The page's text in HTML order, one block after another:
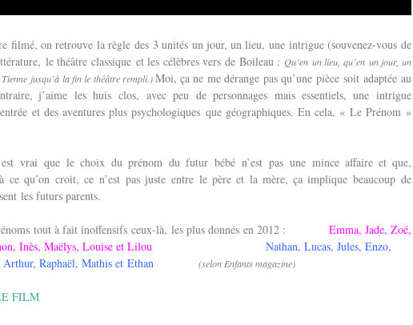
filmé, on retrouve la règle des 3 unités un jour, un lieu, une intrigue (souvenez-vous de
le théâtre classique et les célèbres vers de Boileau :Qu’en un lieu, qu’en un jour, un
Tienne jusqu’à la fin le théâtre rempli.)Moi, ça ne me dérange pas qu’une pièce soit adaptée au
j’aime les huis clos, avec peu de personnages mais essentiels, une intrigue
et des aventures plus psychologiques que géographiques. En cela, « Le Prénom »
vrai que le choix du prénom du futur bébé n’est pas une mince affaire et que,
ce qu’on croit, ce n’est pas juste entre le père et la mère, ça implique beaucoup de
les futurs parents.
tout à fait inoffensifs ceux-là, les plus donnés en 2012 : Emma, Jade, Zoé,
Inès, Maëlys, Louise et Lilou
Nathan, Lucas, Jules, Enzo,
Raphaël, Mathis et Ethan
(selon Enfants magazine)
FILM